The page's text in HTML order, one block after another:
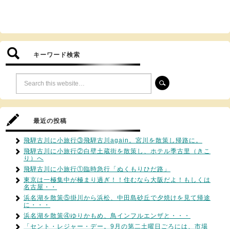
キーワード検索
最近の投稿
飛騨古川に小旅行③飛騨古川again。宮川を散策し帰路に。
飛騨古川に小旅行②白壁土蔵街を散策し、ホテル季古里（きこ
り）へ
飛騨古川に小旅行①臨時急行「ぬくもりひだ路」
東京は一極集中が極まり過ぎ！！住むなら大阪だよ！もしくは
名古屋・・
浜名湖を散策⑤掛川から浜松、中田島砂丘で夕焼けを見て帰途
に・・・
浜名湖を散策④ゆりかもめ、鳥インフルエンザと・・・
「セント・レジャー・デー。9月の第二土曜日ごろには、市場